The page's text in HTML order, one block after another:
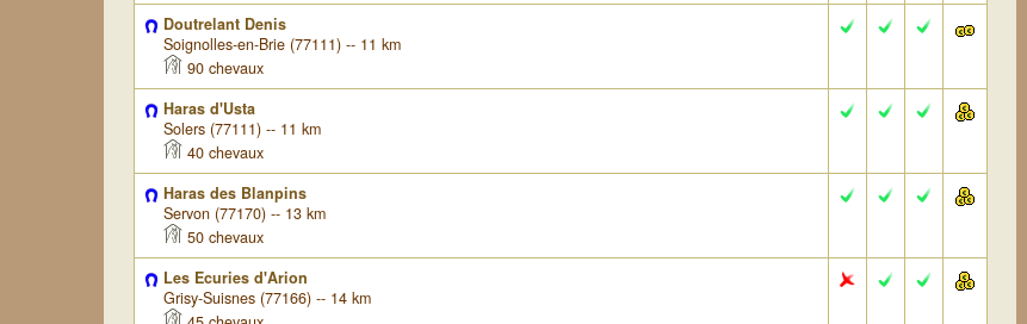
Doutrelant Denis
Soignolles-en-Brie (77111) -- 11 km
90 chevaux
Haras d'Usta
Solers (77111) -- 11 km
40 chevaux
Haras des Blanpins
Servon (77170) -- 13 km
50 chevaux
Les Ecuries d'Arion
Grisy-Suisnes (77166) -- 14 km